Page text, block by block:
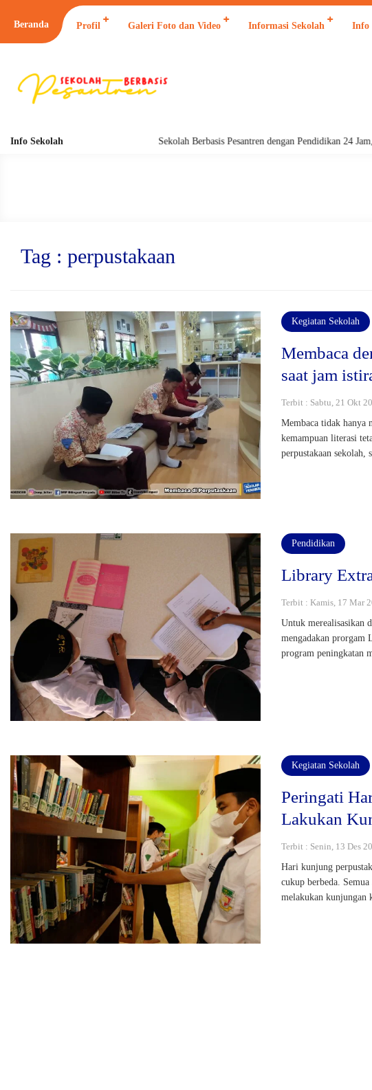
Beranda Profil Galeri Foto dan Video Informasi Sekolah Info
Info Sekolah Sekolah Berbasis Pesantren dengan Pendidikan 24 Jam,
Tag : perpustakaan
Kegiatan Sekolah
Membaca
saat jam
Terbit : Sabtu, 21 Okt
Membaca tidak hanya
kemampuan literasi
perpustakaan sekolah,
Pendidikan
Library
Terbit : Kamis, 17 Mar
Untuk merealisasikan
mengadakan prorgam
program peningkatan
Kegiatan Sekolah
Peringati
Lakukan
Terbit : Senin, 13 Des
Hari kunjung
cukup berbeda.
melakukan kunjungan